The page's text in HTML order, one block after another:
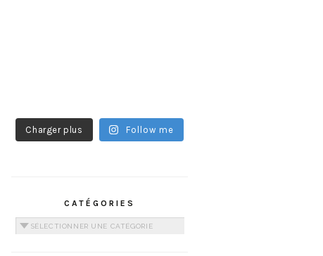
Charger plus Follow me
CATÉGORIES
Catégories